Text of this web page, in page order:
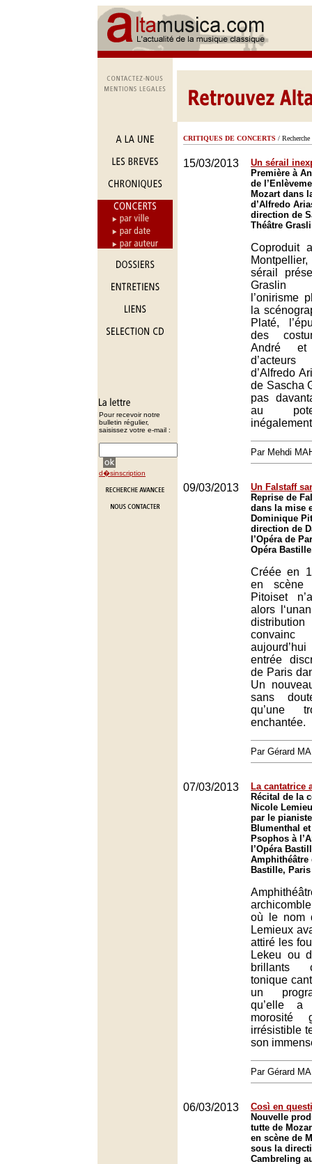
Pour recevoir notre
bulletin régulier,
saisissez votre e-mail :
d�sinscription
CRITIQUES DE CONCERTS / Recherche
15/03/2013
Un sérail
Première à
de
Mozart dans
d’Alfredo
direction de
Théâtre
Coproduit
Montpellier,
sérail
Graslin
l’onirisme
la
Platé,
des
André
d’Alfredo
de Sascha
pas
au
Par Mehdi
09/03/2013
Un Falstaff
Reprise de
dans la mise
Dominique
direction de
l’Opéra de
Opéra
Créée en
en scène
Pitoiset
alors
convainc
entrée
de Paris
Un
sans
qu’une
enchantée.
Par Gérard
07/03/2013
La cantatrice
Récital de la
Nicole
par le
Blumenthal
Psophos à
l’Opéra
Amphithéâtre
Bastille, Paris
où le nom
Lemieux
attiré les
Lekeu ou
brillants
tonique
un
qu’elle
irrésistible
son
Par Gérard
06/03/2013
Così en
Nouvelle
tutte de
en scène de
sous la
Cambreling